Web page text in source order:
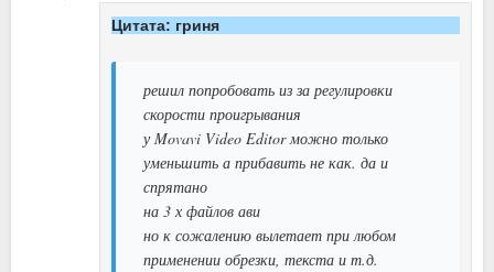
Цитата: гриня
решил попробовать из за регулировки
скорости проигрывания
у Movavi Video Editor можно только
уменьшить а прибавить не как. да и
спрятано
на 3 х файлов ави
но к сожалению вылетает при любом
применении обрезки, текста и т.д.